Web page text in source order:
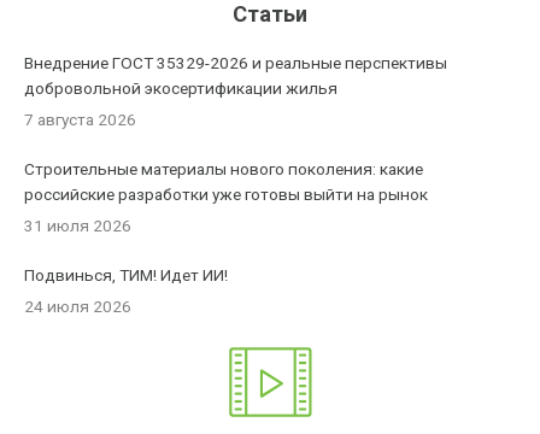
Статьи
Внедрение ГОСТ 35329-2026 и реальные перспективы
добровольной экосертификации жилья
7 августа 2026
Строительные материалы нового поколения: какие
российские разработки уже готовы выйти на рынок
31 июля 2026
Подвинься, ТИМ! Идет ИИ!
24 июля 2026